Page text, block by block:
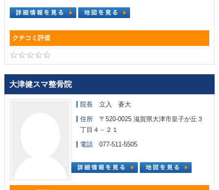
大津健スマ整骨院
院長立入 蒼大
住所〒520-0025 滋賀県大津市皇子が丘３
丁目４－２１
電話077-511-5505